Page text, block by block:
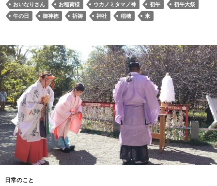
おいなりさん お稲荷様 ウカノミタマノ神 初午
初午大祭
午の日
御神徳 祈祷 神社 稲穂 米
日常のこと